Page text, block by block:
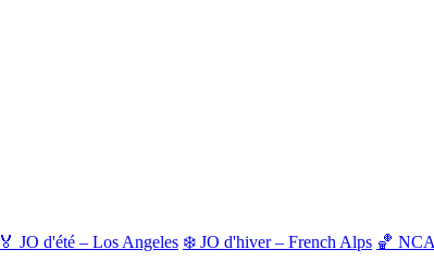
🏅 JO d'été – Los Angeles ❄️ JO d'hiver – French Alps 🏀